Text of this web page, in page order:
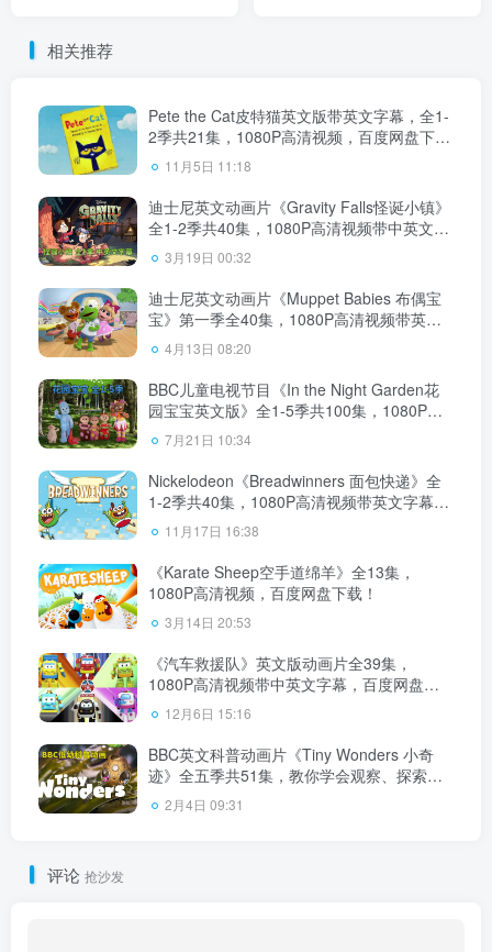
相关推荐
Pete the Cat皮特猫英文版带英文字幕，全1-
2季共21集，1080P高清视频，百度网盘下
载！11月5日 11:18
迪士尼英文动画片《Gravity Falls怪诞小镇》
全1-2季共40集，1080P高清视频带中英文字
幕，百度网盘下载！
3月19日 00:32
迪士尼英文动画片《Muppet Babies 布偶宝
宝》第一季全40集，1080P高清视频带英文
字幕，百度网盘下载！
4月13日 08:20
BBC儿童电视节目《In the Night Garden花
园宝宝英文版》全1-5季共100集，1080P高
清视频，百度网盘下载！
7月21日 10:34
Nickelodeon《Breadwinners 面包快递》全
1-2季共40集，1080P高清视频带英文字幕，
百度网盘下载！
11月17日 16:38
《Karate Sheep空手道绵羊》全13集，
1080P高清视频，百度网盘下载！
3月14日 20:53
《汽车救援队》英文版动画片全39集，
1080P高清视频带中英文字幕，百度网盘下
载！
12月6日 15:16
BBC英文科普动画片《Tiny Wonders 小奇
迹》全五季共51集，教你学会观察、探索自
然界小奇观！1080P高清视频带英文字幕，
百度网盘下载！
2月4日 09:31
评论 抢沙发